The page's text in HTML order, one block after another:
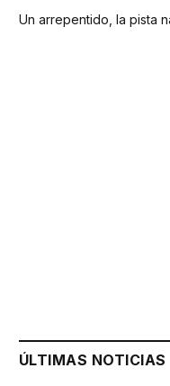
Un arrepentido, la pista
ÚLTIMAS NOTICIAS